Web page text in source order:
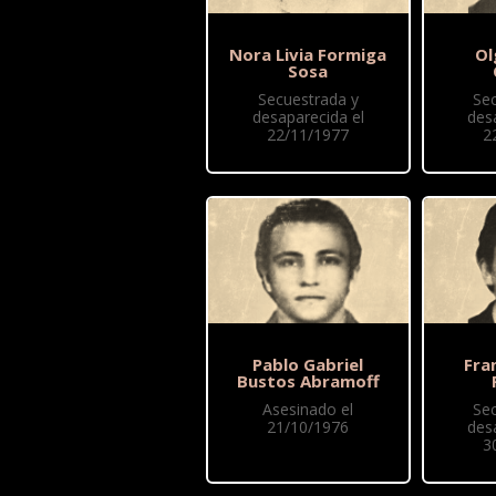
Nora Livia Formiga
Sosa
Secuestrada y
desaparecida el
22/11/1977
Pablo Gabriel
Bustos Abramoff
Asesinado el
21/10/1976